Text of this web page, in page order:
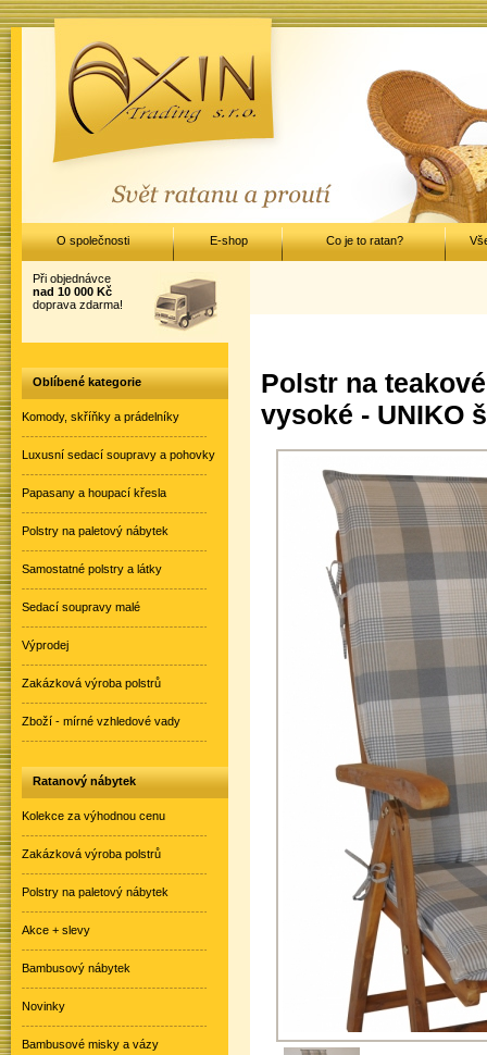
Polstr na
vysoké - UNIKO
Při objednávce
nad 10 000 Kč
doprava zdarma!
Oblíbené kategorie
Komody, skříňky a prádelníky
Luxusní sedací soupravy a pohovky
Papasany a houpací křesla
Polstry na paletový nábytek
Samostatné polstry a látky
Sedací soupravy malé
Výprodej
Zakázková výroba polstrů
Zboží - mírné vzhledové vady
Ratanový nábytek
Kolekce za výhodnou cenu
Zakázková výroba polstrů
Polstry na paletový nábytek
Akce + slevy
Bambusový nábytek
Novinky
Bambusové misky a vázy
O společnosti E-shop Co je to ratan?